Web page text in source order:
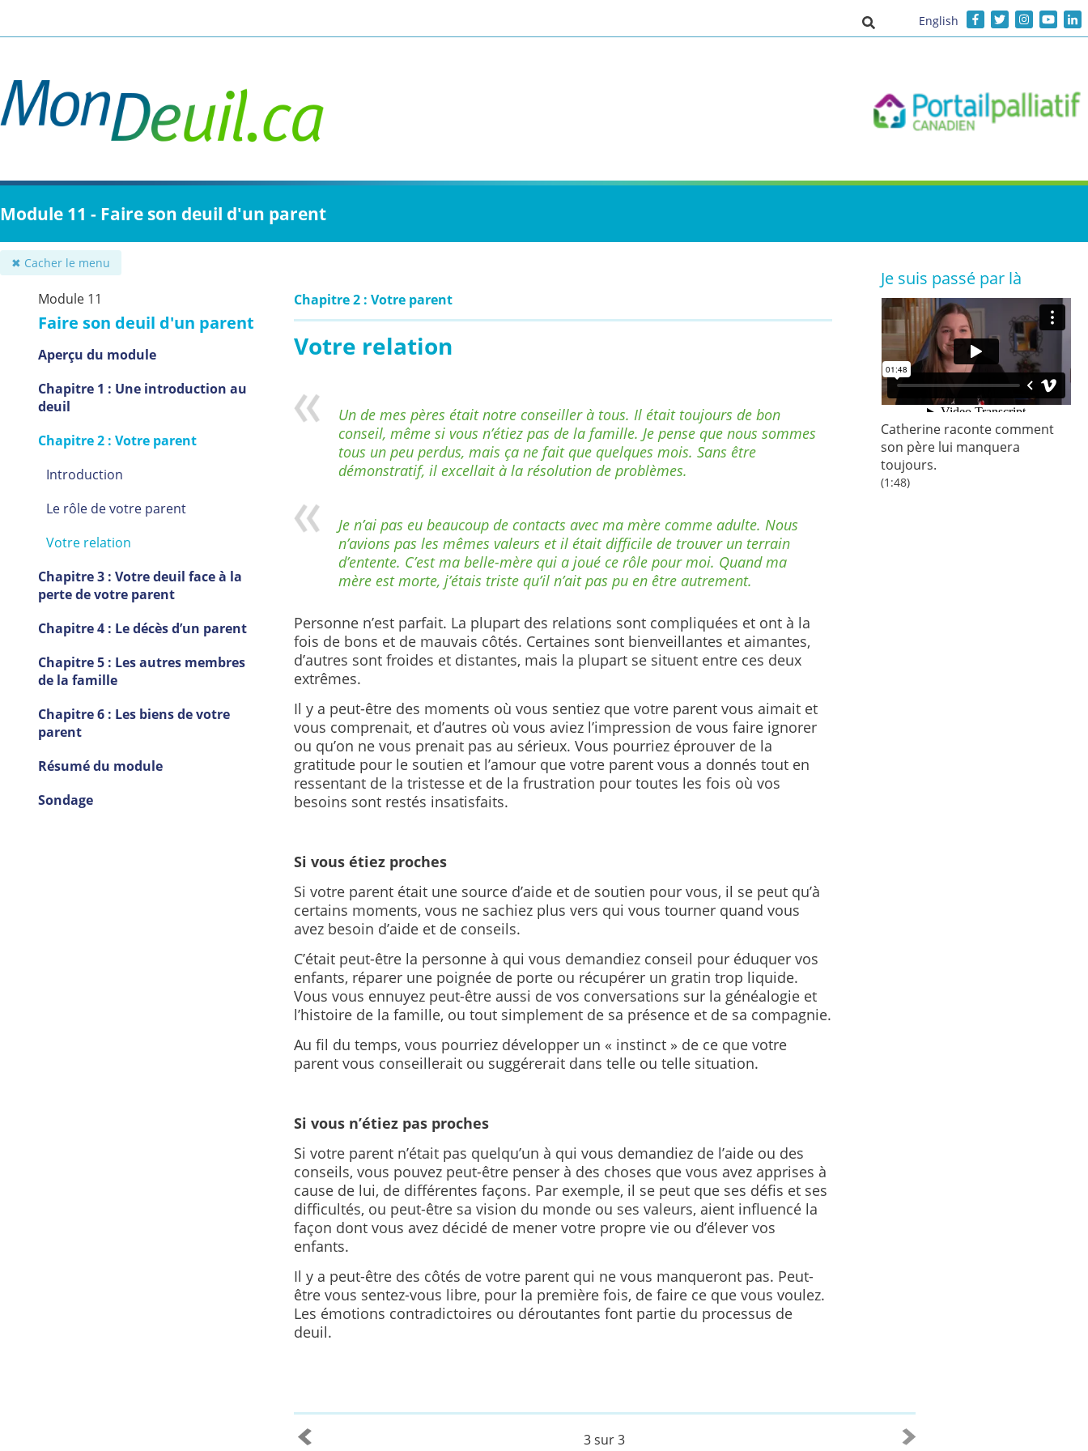
contenu
Activer/désactiver la saisie de
English
Module 11 - Faire son deuil d'un parent
✖ Cacher le menu
Module 11
Faire son deuil d'un parent
Aperçu du module
Chapitre 1 : Une introduction au
deuil
Chapitre 2 : Votre parent
Introduction
Le rôle de votre parent
Votre relation
Chapitre 3 : Votre deuil face à la
perte de votre parent
Chapitre 4 : Le décès d’un parent
Chapitre 5 : Les autres membres
de la famille
Chapitre 6 : Les biens de votre
parent
Résumé du module
Sondage
Chapitre 2 : Votre parent
Votre relation
Un de mes pères était notre conseiller à tous. Il était toujours de bon
conseil, même si vous n’étiez pas de la famille. Je pense que nous sommes
tous un peu perdus, mais ça ne fait que quelques mois. Sans être
démonstratif, il excellait à la résolution de problèmes.
Je n’ai pas eu beaucoup de contacts avec ma mère comme adulte. Nous
n’avions pas les mêmes valeurs et il était difficile de trouver un terrain
d’entente. C’est ma belle-mère qui a joué ce rôle pour moi. Quand ma
mère est morte, j’étais triste qu’il n’ait pas pu en être autrement.
Personne n’est parfait. La plupart des relations sont compliquées et ont à la
fois de bons et de mauvais côtés. Certaines sont bienveillantes et aimantes,
d’autres sont froides et distantes, mais la plupart se situent entre ces deux
extrêmes.
Il y a peut-être des moments où vous sentiez que votre parent vous aimait et
vous comprenait, et d’autres où vous aviez l’impression de vous faire ignorer
ou qu’on ne vous prenait pas au sérieux. Vous pourriez éprouver de la
gratitude pour le soutien et l’amour que votre parent vous a donnés tout en
ressentant de la tristesse et de la frustration pour toutes les fois où vos
besoins sont restés insatisfaits.
Si vous étiez proches
Si votre parent était une source d’aide et de soutien pour vous, il se peut qu’à
certains moments, vous ne sachiez plus vers qui vous tourner quand vous
avez besoin d’aide et de conseils.
C’était peut-être la personne à qui vous demandiez conseil pour éduquer vos
enfants, réparer une poignée de porte ou récupérer un gratin trop liquide.
Vous vous ennuyez peut-être aussi de vos conversations sur la généalogie et
l’histoire de la famille, ou tout simplement de sa présence et de sa compagnie.
Au fil du temps, vous pourriez développer un « instinct » de ce que votre
parent vous conseillerait ou suggérerait dans telle ou telle situation.
Si vous n’étiez pas proches
Si votre parent n’était pas quelqu’un à qui vous demandiez de l’aide ou des
conseils, vous pouvez peut-être penser à des choses que vous avez apprises à
cause de lui, de différentes façons. Par exemple, il se peut que ses défis et ses
difficultés, ou peut-être sa vision du monde ou ses valeurs, aient influencé la
façon dont vous avez décidé de mener votre propre vie ou d’élever vos
enfants.
Il y a peut-être des côtés de votre parent qui ne vous manqueront pas. Peut-
être vous sentez-vous libre, pour la première fois, de faire ce que vous voulez.
Les émotions contradictoires ou déroutantes font partie du processus de
deuil.
Je suis passé par là
Catherine raconte comment
son père lui manquera
toujours.
(1:48)
3 sur 3